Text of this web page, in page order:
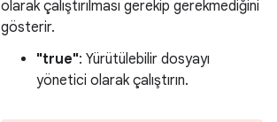
olarak çalıştırılması gerekip gerekmediğini
gösterir.
"true": Yürütülebilir dosyayı
yönetici olarak çalıştırın.